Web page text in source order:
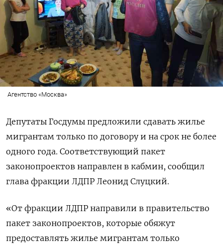
Агентство «Москва»
Депутаты Госдумы предложили сдавать жилье
мигрантам только по договору и на срок не более
одного года. Соответствующий пакет
законопроектов направлен в кабмин, сообщил
глава фракции ЛДПР Леонид Слуцкий.
«От фракции ЛДПР направили в правительство
пакет законопроектов, которые обяжут
предоставлять жилье мигрантам только